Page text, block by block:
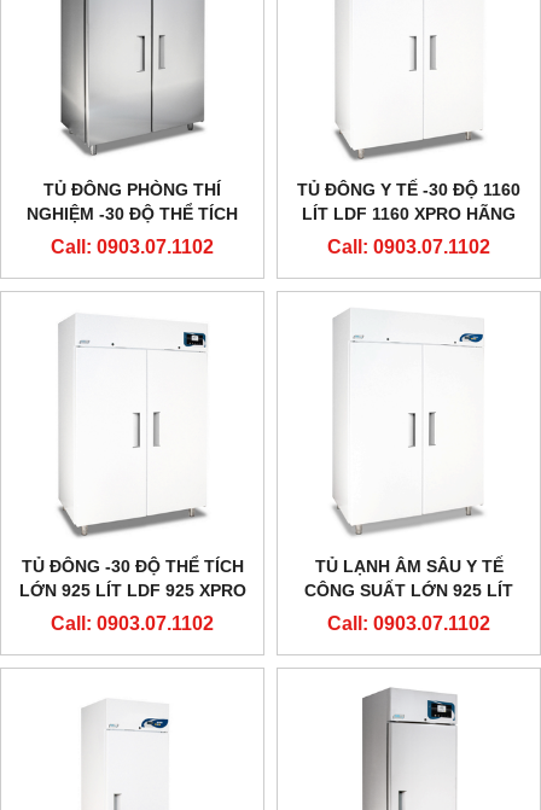
TỦ ĐÔNG PHÒNG THÍ
NGHIỆM -30 ĐỘ THỂ TÍCH
LỚN 1160 LÍT LDF 1160
Call: 0903.07.1102
TỦ ĐÔNG Y TẾ -30 ĐỘ 1160
LÍT LDF 1160 XPRO HÃNG
EVERMED - Ý
Call: 0903.07.1102
TỦ ĐÔNG -30 ĐỘ THỂ TÍCH
LỚN 925 LÍT LDF 925 XPRO
HÃNG EVERMED - Ý
Call: 0903.07.1102
TỦ LẠNH ÂM SÂU Y TẾ
CÔNG SUẤT LỚN 925 LÍT
-30 ĐỘ LDF 925 HÃNG
Call: 0903.07.1102